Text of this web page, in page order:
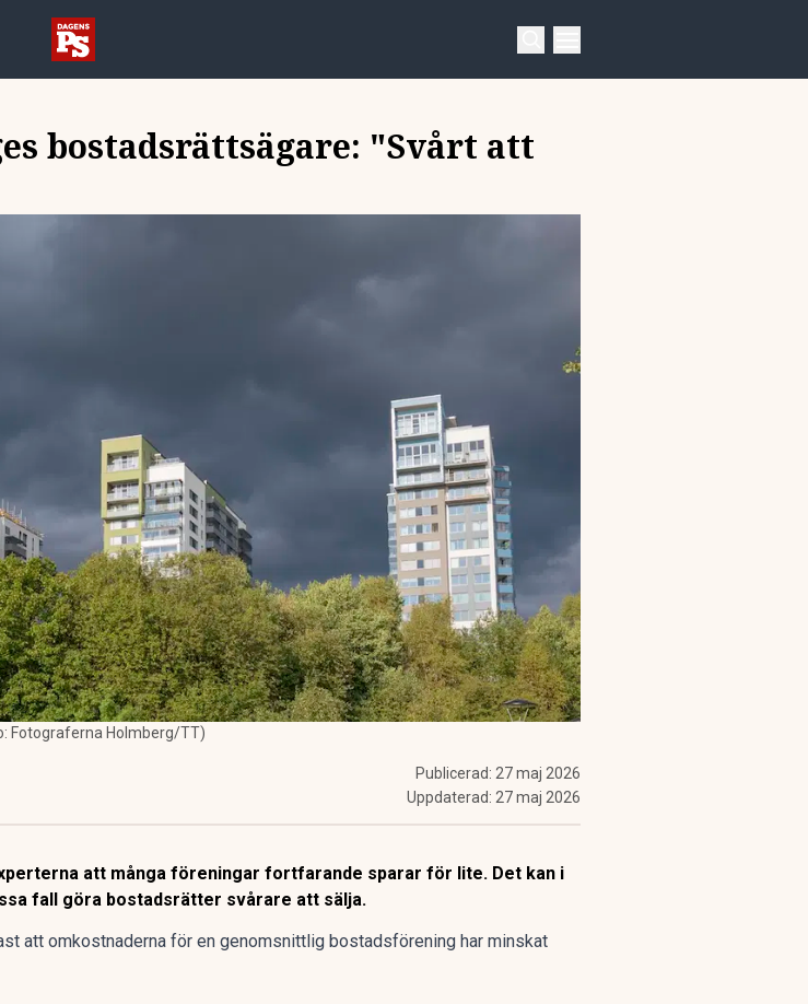
bostadsrättsägare: "Svårt att
Fotograferna Holmberg/TT)
Publicerad: 27 maj 2026
Uppdaterad: 27 maj 2026
att många föreningar fortfarande sparar för lite. Det kan i
fall göra bostadsrätter svårare att sälja.
att omkostnaderna för en genomsnittlig bostadsförening har minskat